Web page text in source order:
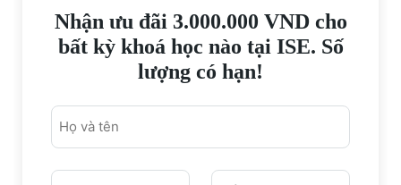
Nhận ưu đãi 3.000.000 VND cho
bất kỳ khoá học nào tại ISE. Số
lượng có hạn!